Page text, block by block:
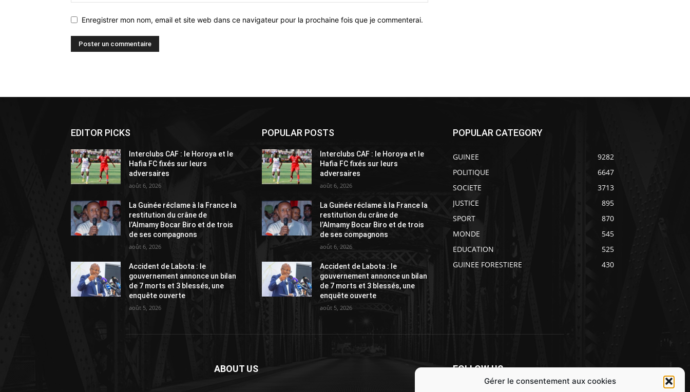
Gérer le consentement aux cookies
Enregistrer mon nom, email et site web dans ce navigateur pour la prochaine fois que je commenterai.
EDITOR PICKS
Interclubs CAF : le Horoya et le
Hafia FC fixés sur leurs
adversaires
août 6, 2026
La Guinée réclame à la France la
restitution du crâne de
l’Almamy Bocar Biro et de trois
de ses compagnons
août 6, 2026
Accident de Labota : le
gouvernement annonce un bilan
de 7 morts et 3 blessés, une
enquête ouverte
août 5, 2026
POPULAR POSTS
Interclubs CAF : le Horoya et le
Hafia FC fixés sur leurs
adversaires
août 6, 2026
La Guinée réclame à la France la
restitution du crâne de
l’Almamy Bocar Biro et de trois
de ses compagnons
août 6, 2026
Accident de Labota : le
gouvernement annonce un bilan
de 7 morts et 3 blessés, une
enquête ouverte
août 5, 2026
POPULAR CATEGORY
GUINEE
9282
POLITIQUE
6647
SOCIETE
3713
JUSTICE
895
SPORT
870
MONDE
545
EDUCATION
525
GUINEE FORESTIERE
430
ABOUT US FOLLOW US